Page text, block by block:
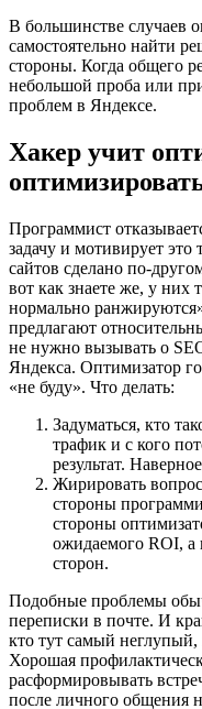
В большинстве случаев
самостоятельно найти
стороны. Когда общего
небольшой проба или
проблем в Яндексе.
Хакер учит
Программист
задачу и мотивирует
сайтов сделано по-
вот как знаете же, у них
нормально
предлагают
не нужно вызывать о
Яндекса. Оптимизатор
«не буду». Что делать:
Задуматься, кто
трафик и с кого
результат.
Жирировать
стороны
стороны
ожидаемого ROI, а
сторон.
Подобные проблемы
переписки в почте. И
кто тут самый неглупый,
Хорошая
расформировывать
после личного общения